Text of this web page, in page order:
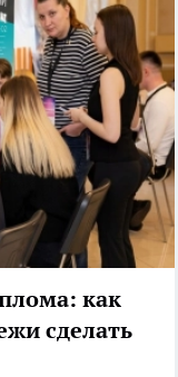
как
сделать